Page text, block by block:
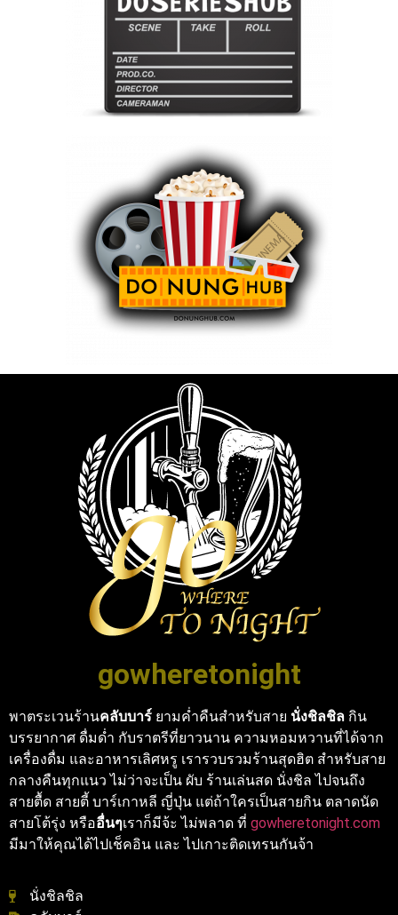
gowheretonight
พาตระเวนร้านคลับบาร์ ยามค่ำคืนสำหรับสาย นั่งชิลชิล กิน
บรรยากาศ ดื่มด่ำ กับราตรีที่ยาวนาน ความหอมหวานที่ได้จาก
เครื่องดื่ม และอาหารเลิศหรู เรารวบรวมร้านสุดฮิต สำหรับสาย
กลางคืนทุกแนว ไม่ว่าจะเป็น ผับ ร้านเล่นสด นั่งชิล ไปจนถึง
สายตื้ด สายตี้ บาร์เกาหลี ญี่ปุ่น แต่ถ้าใครเป็นสายกิน ตลาดนัด
สายโต้รุ่ง หรืออื่นๆเราก็มีจ้ะ ไม่พลาด ที่ gowheretonight.com
มีมาให้คุณได้ไปเช็คอิน และ ไปเกาะติดเทรนกันจ้า
นั่งชิลชิล